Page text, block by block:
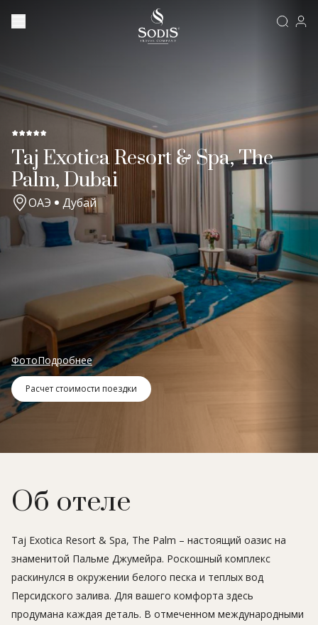
Taj Exotica Resort & Spa, The
Palm, Dubai
ОАЭ Дубай
ФотоПодробнее
Расчет стоимости поездки
Об отеле
Taj Exotica Resort & Spa, The Palm – настоящий оазис на
знаменитой Пальме Джумейра. Роскошный комплекс
раскинулся в окружении белого песка и теплых вод
Персидского залива. Для вашего комфорта здесь
продумана каждая деталь. В отмеченном международными